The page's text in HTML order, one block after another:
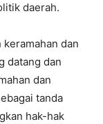
daerah.
dan
datang dan
dan
tanda
hak-hak